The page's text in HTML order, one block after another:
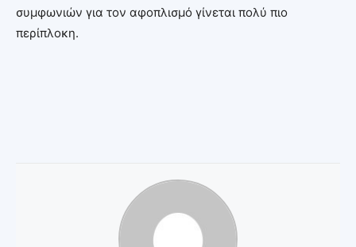
συμφωνιών για τον αφοπλισμό γίνεται πολύ πιο
περίπλοκη.